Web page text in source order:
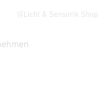
🛒Licht & Sensorik Shop